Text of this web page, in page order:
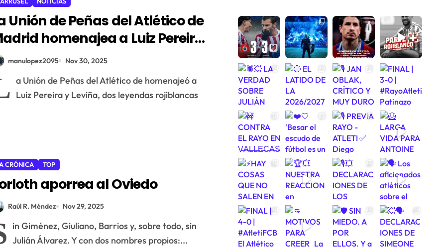
Unión de Peñas del Atlético de
homenajea a Luiz Pereira
manulopez2095 Nov 30, 2025
a Unión de Peñas del Atlético de homenajeó a
Luiz Pereira y Leviña, dos leyendas rojiblancas
CRÓNICA TOP
aporrea al Oviedo
Raúl R. Méndez Nov 29, 2025
in Giménez, Giuliano, Barrios y, sobre todo, sin
Julián Álvarez. Y con dos nombres propios:...